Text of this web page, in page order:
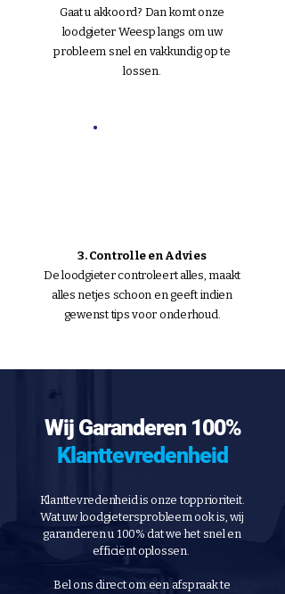
Gaat u akkoord? Dan komt onze
loodgieter Weesp langs om uw
probleem snel en vakkundig op te
lossen.
3. Controlle en Advies
De loodgieter controleert alles, maakt
alles netjes schoon en geeft indien
gewenst tips voor onderhoud.
Wij Garanderen 100%
Klanttevredenheid
Klanttevredenheid is onze topprioriteit.
Wat uw loodgietersprobleem ook is, wij
garanderen u 100% dat we het snel en
efficiënt oplossen.
Bel ons direct om een afspraak te